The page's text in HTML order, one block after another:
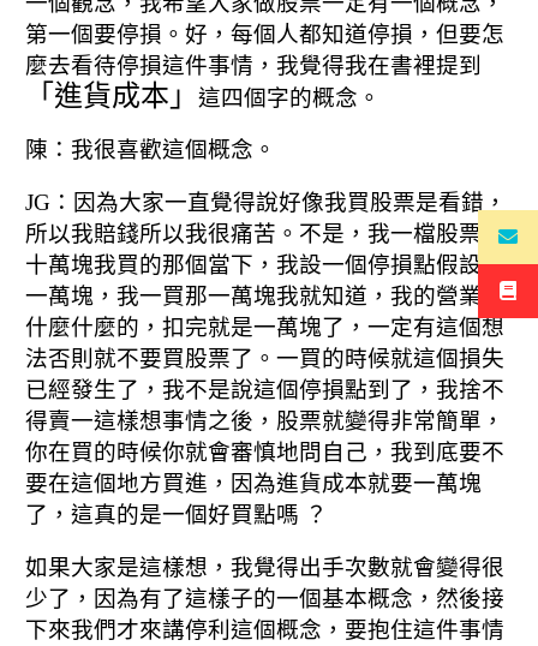
第一個要停損。 好，每個人都知道停損， 但要怎
麼去看待停損這件事情， 我覺得我在書裡提到
「進貨成本」 這四個字的概念。
陳：我很喜歡這個概念。
JG：因為大家一直覺得說好像我買股票是看錯，
所以我賠錢所以我很痛苦。 不是，我一檔股票，
十萬塊我買的那個當下， 我設一個停損點假設是
一萬塊， 我一買那一萬塊我就知道， 我的營業稅
什麼什麼的，扣完就是一萬塊了，一定有這個想
法否則就不要買股票了。 一買的時候就這個損失
已經發生了，我不是說這個停損點到了， 我捨不
得賣一這樣想事情之後，股票就變得非常簡單，
你在買的時候你就會審慎地問自己，我到底要不
要在這個地方買進， 因為進貨成本就要一萬塊
了，這真的是一個好買點嗎 ？
如果大家是這樣想，我覺得出手次數就會變得很
少了， 因為有了這樣子的一個基本概念， 然後接
下來我們才來講停利這個概念， 要抱住這件事情